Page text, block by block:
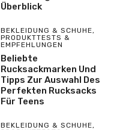
Überblick
BEKLEIDUNG & SCHUHE,
PRODUKTTESTS &
EMPFEHLUNGEN
Beliebte
Rucksackmarken Und
Tipps Zur Auswahl Des
Perfekten Rucksacks
Für Teens
BEKLEIDUNG & SCHUHE,